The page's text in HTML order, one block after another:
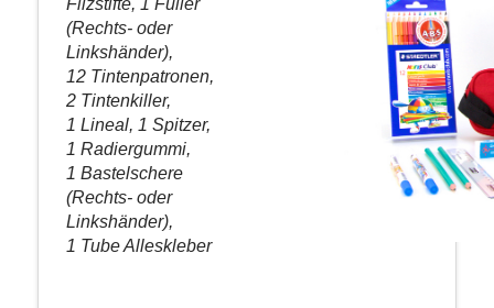
Filzstifte, 1 Füller
(Rechts- oder
Linkshänder),
12 Tintenpatronen,
2 Tintenkiller,
1 Lineal, 1 Spitzer,
1 Radiergummi,
1 Bastelschere
(Rechts- oder
Linkshänder),
1 Tube Alleskleber